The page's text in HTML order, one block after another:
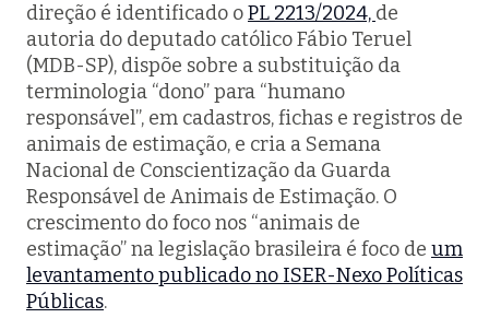
direção é identificado oPL 2213/2024, de
autoria do deputado católico Fábio Teruel
(MDB-SP), dispõe sobre a substituição da
terminologia “dono” para “humano
responsável”, em cadastros, fichas e registros de
animais de estimação, e cria a Semana
Nacional de Conscientização da Guarda
Responsável de Animais de Estimação. O
crescimento do foco nos “animais de
estimação” na legislação brasileira é foco de um
levantamento publicado no ISER-Nexo Políticas
Públicas.